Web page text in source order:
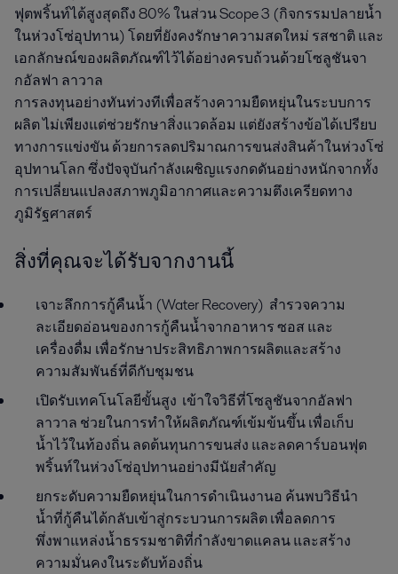
ฟุตพริ้นท์ได้สูงสุดถึง 80% ในส่วน Scope 3 (กิจกรรมปลายน้ำ
ในห่วงโซ่อุปทาน) โดยที่ยังคงรักษาความสดใหม่ รสชาติ และ
เอกลักษณ์ของผลิตภัณฑ์ไว้ได้อย่างครบถ้วนด้วยโซลูชันจา
กอัลฟา ลาวาล
การลงทุนอย่างทันท่วงทีเพื่อสร้างความยืดหยุ่นในระบบการ
ผลิต ไม่เพียงแต่ช่วยรักษาสิ่งแวดล้อม แต่ยังสร้างข้อได้เปรียบ
ทางการแข่งขัน ด้วยการลดปริมาณการขนส่งสินค้าในห่วงโซ่
อุปทานโลก ซึ่งปัจจุบันกำลังเผชิญแรงกดดันอย่างหนักจากทั้ง
การเปลี่ยนแปลงสภาพภูมิอากาศและความตึงเครียดทาง
ภูมิรัฐศาสตร์
สิ่งที่คุณจะได้รับจากงานนี้
เจาะลึกการกู้คืนน้ำ (Water Recovery) สำรวจความ
ละเอียดอ่อนของการกู้คืนน้ำจากอาหาร ซอส และ
เครื่องดื่ม เพื่อรักษาประสิทธิภาพการผลิตและสร้าง
ความสัมพันธ์ที่ดีกับชุมชน
เปิดรับเทคโนโลยีขั้นสูง เข้าใจวิธีที่โซลูชันจากอัลฟา
ลาวาล ช่วยในการทำให้ผลิตภัณฑ์เข้มข้นขึ้น เพื่อเก็บ
น้ำไว้ในท้องถิ่น ลดต้นทุนการขนส่ง และลดคาร์บอนฟุต
พริ้นท์ในห่วงโซ่อุปทานอย่างมีนัยสำคัญ
ยกระดับความยืดหยุ่นในการดำเนินงานอ ค้นพบวิธีนำ
น้ำที่กู้คืนได้กลับเข้าสู่กระบวนการผลิต เพื่อลดการ
พึ่งพาแหล่งน้ำธรรมชาติที่กำลังขาดแคลน และสร้าง
ความมั่นคงในระดับท้องถิ่น